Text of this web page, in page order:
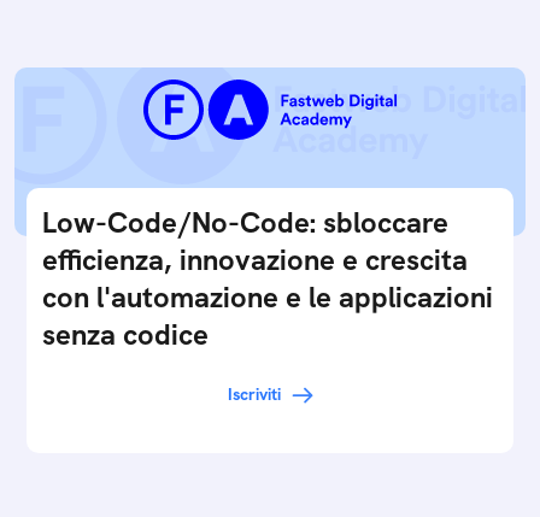
Low-Code/No-Code: sbloccare
efficienza, innovazione e crescita
con l'automazione e le applicazioni
senza codice
Iscriviti